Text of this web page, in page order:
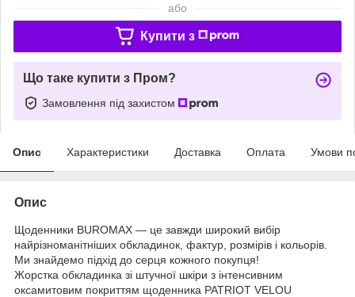
або
Купити з
Що таке купити з Пром?
Замовлення під захистом
Опис Характеристики Доставка Оплата Умови
Опис
Щоденники BUROMAX — це завжди широкий вибір
найрізноманітніших обкладинок, фактур, розмірів і кольорів.
Ми знайдемо підхід до серця кожного покупця!
Жорстка обкладинка зі штучної шкіри з інтенсивним
оксамитовим покриттям щоденника PATRIOT VELOU